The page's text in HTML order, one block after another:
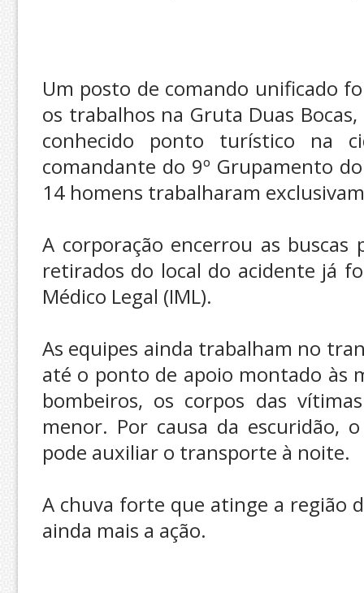
Um posto de comando unificado
os trabalhos na Gruta Duas
conhecido ponto turístico na
comandante do 9º Grupamento
14 homens trabalharam
A corporação encerrou as
retirados do local do acidente já
Médico Legal (IML).
As equipes ainda trabalham no
até o ponto de apoio montado às
bombeiros, os corpos das
menor. Por causa da escuridão,
pode auxiliar o transporte à noite.
A chuva forte que atinge a região
ainda mais a ação.